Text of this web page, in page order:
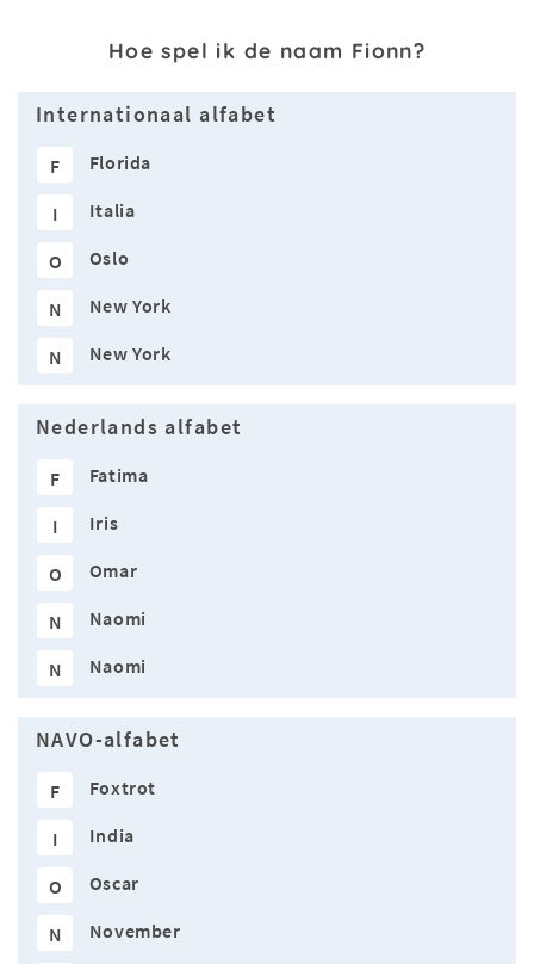
Hoe spel ik de naam Fionn?
Internationaal alfabet
F Florida
I Italia
O Oslo
N New York
N New York
Nederlands alfabet
F Fatima
I Iris
O Omar
N Naomi
N Naomi
NAVO-alfabet
F Foxtrot
I India
O Oscar
N November